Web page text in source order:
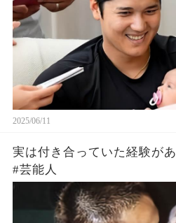
2025/06/11
実は付き合っていた経験が
#芸能人